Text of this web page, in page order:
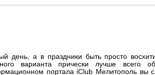
день, а в праздники быть просто
варианта прически лучше всего
портала iClub Мелитополь вы с